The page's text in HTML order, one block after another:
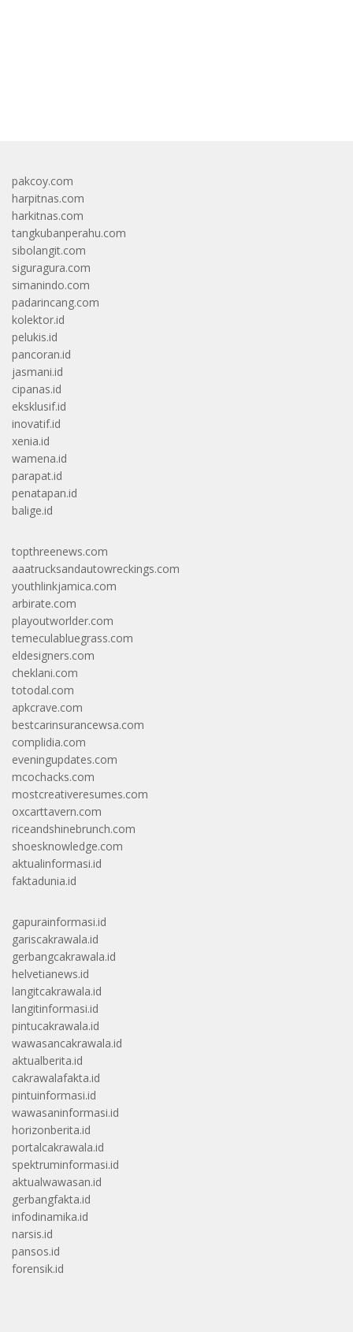
pakcoy.com
harpitnas.com
harkitnas.com
tangkubanperahu.com
sibolangit.com
siguragura.com
simanindo.com
padarincang.com
kolektor.id
pelukis.id
pancoran.id
jasmani.id
cipanas.id
eksklusif.id
inovatif.id
xenia.id
wamena.id
parapat.id
penatapan.id
balige.id
topthreenews.com
aaatrucksandautowreckings.com
youthlinkjamica.com
arbirate.com
playoutworlder.com
temeculabluegrass.com
eldesigners.com
cheklani.com
totodal.com
apkcrave.com
bestcarinsurancewsa.com
complidia.com
eveningupdates.com
mcochacks.com
mostcreativeresumes.com
oxcarttavern.com
riceandshinebrunch.com
shoesknowledge.com
aktualinformasi.id
faktadunia.id
gapurainformasi.id
gariscakrawala.id
gerbangcakrawala.id
helvetianews.id
langitcakrawala.id
langitinformasi.id
pintucakrawala.id
wawasancakrawala.id
aktualberita.id
cakrawalafakta.id
pintuinformasi.id
wawasaninformasi.id
horizonberita.id
portalcakrawala.id
spektruminformasi.id
aktualwawasan.id
gerbangfakta.id
infodinamika.id
narsis.id
pansos.id
forensik.id